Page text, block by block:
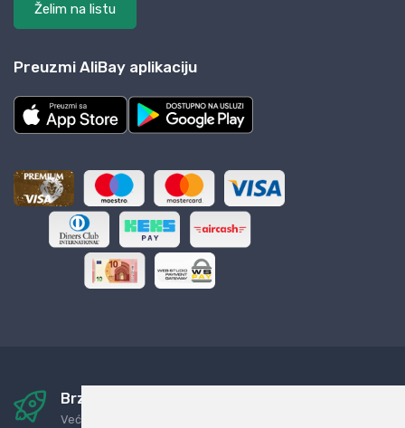
Želim na listu
Preuzmi AliBay aplikaciju
Brza i sigurna dostava
Već za nekoliko dana kod vas